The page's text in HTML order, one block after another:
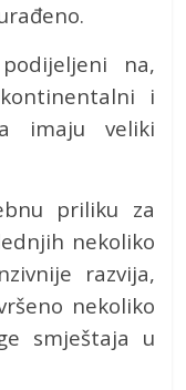
na,
i
imaju veliki
priliku za
nekoliko
razvija,
nekoliko
smještaja u